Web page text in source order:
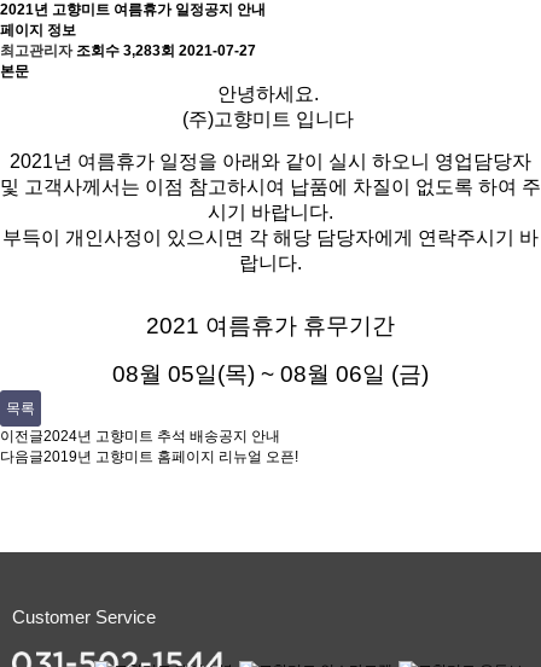
2021년 고향미트 여름휴가 일정공지 안내
페이지 정보
최고관리자 조회수 3,283회 2021-07-27
본문
안녕하세요.
(주)고향미트 입니다
2021년 여름휴가 일정을 아래와 같이 실시 하오니 영업담당자
및 고객사께서는 이점 참고하시여 납품에 차질이 없도록 하여 주
시기 바랍니다.
부득이 개인사정이 있으시면 각 해당 담당자에게 연락주시기 바
랍니다.
2021 여름휴가 휴무기간
08월 05일(목) ~ 08월 06일 (금)
목록
이전글2024년 고향미트 추석 배송공지 안내
다음글2019년 고향미트 홈페이지 리뉴얼 오픈!
Customer Service